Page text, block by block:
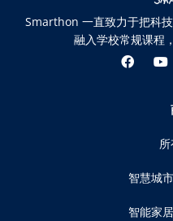
Smarthon 一直致力于把科
融入学校常规课程
智慧城
智能家